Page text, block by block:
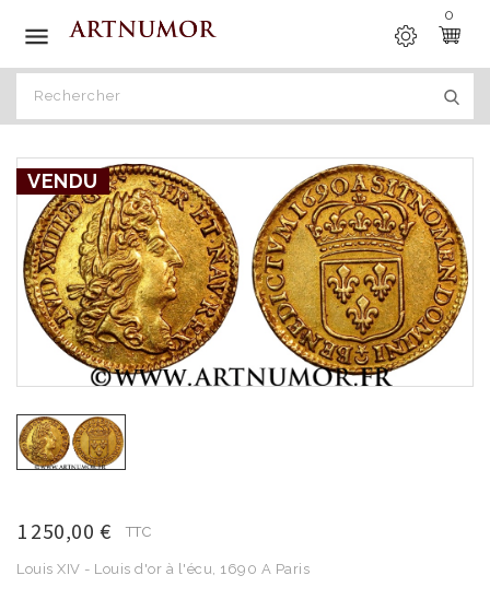

0
VENDU
1 250,00 € TTC
Louis XIV - Louis d'or à l'écu, 1690 A Paris